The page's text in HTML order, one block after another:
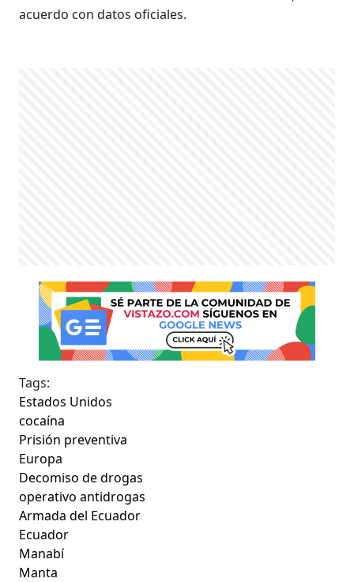
acuerdo con datos oficiales.
Tags:
Estados Unidos
cocaína
Prisión preventiva
Europa
Decomiso de drogas
operativo antidrogas
Armada del Ecuador
Ecuador
Manabí
Manta